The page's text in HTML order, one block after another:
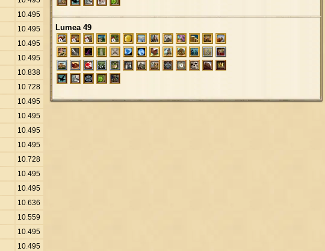
10.495
10.495
10.495
10.495
10.838
10.728
10.495
10.495
10.495
10.495
10.728
10.495
10.495
10.636
10.559
10.495
10.495
Lumea 49